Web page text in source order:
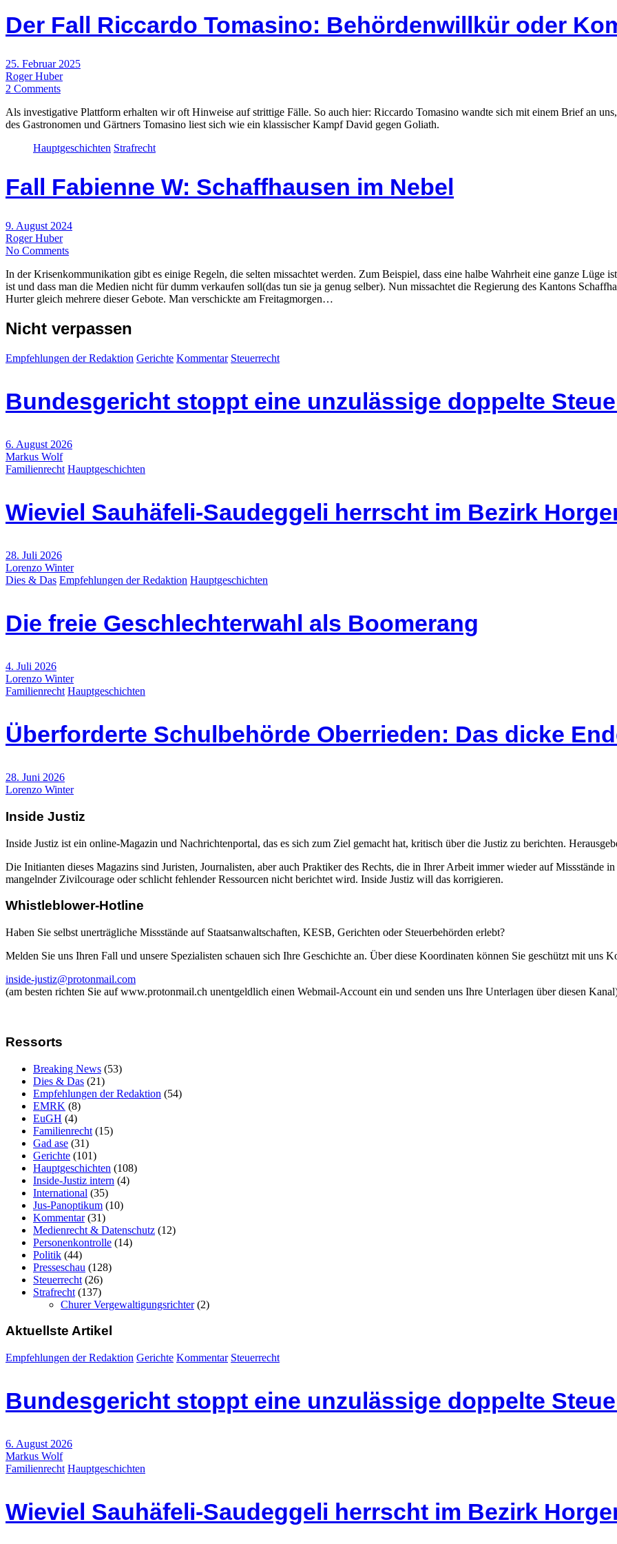
Der Fall Riccardo Tomasino: Behördenwillkür oder
25. Februar 2025
Roger Huber
2 Comments
Als investigative Plattform erhalten wir oft Hinweise auf strittige Fälle. So auch hier: Riccardo Tomasino wandte sich mit einem Brief an
des Gastronomen und Gärtners Tomasino liest sich wie ein klassischer Kampf David gegen Goliath.
Hauptgeschichten Strafrecht
Fall Fabienne W: Schaffhausen im Nebel
9. August 2024
Roger Huber
No Comments
In der Krisenkommunikation gibt es einige Regeln, die selten missachtet werden. Zum Beispiel, dass eine halbe Wahrheit eine ganze Lüge
ist und dass man die Medien nicht für dumm verkaufen soll(das tun sie ja genug selber). Nun missachtet die Regierung des Kantons
Hurter gleich mehrere dieser Gebote. Man verschickte am Freitagmorgen…
Nicht verpassen
Empfehlungen der Redaktion Gerichte Kommentar Steuerrecht
Bundesgericht stoppt eine unzulässige doppelte
6. August 2026
Markus Wolf
Familienrecht Hauptgeschichten
Wieviel Sauhäfeli-Saudeggeli herrscht im Bezirk
28. Juli 2026
Lorenzo Winter
Dies & Das Empfehlungen der Redaktion Hauptgeschichten
Die freie Geschlechterwahl als Boomerang
4. Juli 2026
Lorenzo Winter
Familienrecht Hauptgeschichten
Überforderte Schulbehörde Oberrieden: Das dicke
28. Juni 2026
Lorenzo Winter
Inside Justiz
Inside Justiz ist ein online-Magazin und Nachrichtenportal, das es sich zum Ziel gemacht hat, kritisch über die Justiz zu berichten.
Die Initianten dieses Magazins sind Juristen, Journalisten, aber auch Praktiker des Rechts, die in Ihrer Arbeit immer wieder auf Missstände
mangelnder Zivilcourage oder schlicht fehlender Ressourcen nicht berichtet wird. Inside Justiz will das korrigieren.
Whistleblower-Hotline
Haben Sie selbst unerträgliche Missstände auf Staatsanwaltschaften, KESB, Gerichten oder Steuerbehörden erlebt?
Melden Sie uns Ihren Fall und unsere Spezialisten schauen sich Ihre Geschichte an. Über diese Koordinaten können Sie geschützt mit uns
inside-justiz@protonmail.com
(am besten richten Sie auf www.protonmail.ch unentgeldlich einen Webmail-Account ein und senden uns Ihre Unterlagen über diesen
Ressorts
Breaking News (53)
Dies & Das (21)
Empfehlungen der Redaktion (54)
EMRK (8)
EuGH (4)
Familienrecht (15)
Gad ase (31)
Gerichte (101)
Hauptgeschichten (108)
Inside-Justiz intern (4)
International (35)
Jus-Panoptikum (10)
Kommentar(31)
Medienrecht & Datenschutz (12)
Personenkontrolle (14)
Politik (44)
Presseschau (128)
Steuerrecht (26)
Strafrecht (137)
Churer Vergewaltigungsrichter(2)
Aktuellste Artikel
Empfehlungen der Redaktion Gerichte Kommentar Steuerrecht
Bundesgericht stoppt eine unzulässige doppelte
6. August 2026
Markus Wolf
Familienrecht Hauptgeschichten
Wieviel Sauhäfeli-Saudeggeli herrscht im Bezirk